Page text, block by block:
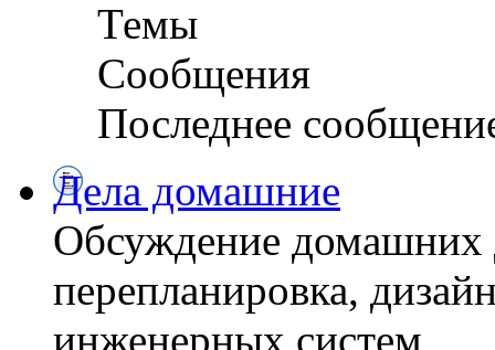
Темы
Сообщения
Последнее
Дела домашние
Обсуждение домашних
перепланировка,
инженерных систем